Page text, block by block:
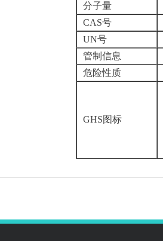
分子量
CAS号
UN号
管制信息
危险性质
GHS图标